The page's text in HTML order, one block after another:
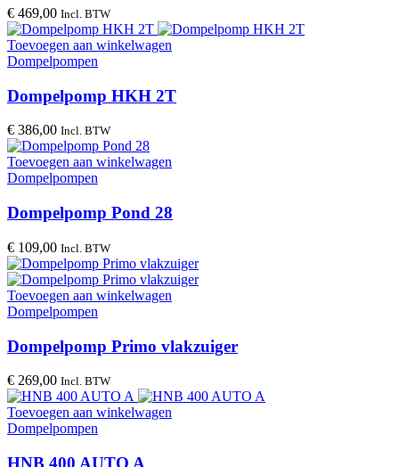
€ 469,00 Incl. BTW
Toevoegen aan winkelwagen
Dompelpompen
Dompelpomp HKH 2T
€ 386,00 Incl. BTW
Toevoegen aan winkelwagen
Dompelpompen
Dompelpomp Pond 28
€ 109,00 Incl. BTW
Toevoegen aan winkelwagen
Dompelpompen
Dompelpomp Primo vlakzuiger
€ 269,00 Incl. BTW
Toevoegen aan winkelwagen
Dompelpompen
HNB 400 AUTO A